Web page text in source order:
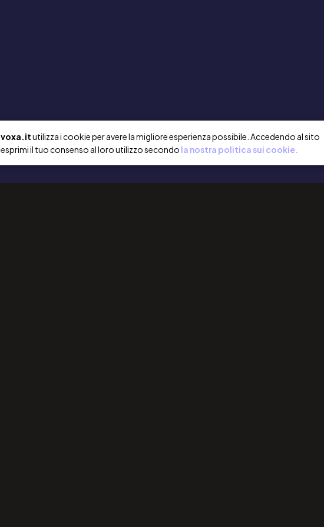
voxa.itutilizza i cookie per avere la migliore esperienza possibile. Accedendo al sito
esprimi il tuo consenso al loro utilizzo secondo la nostra politica sui cookie.